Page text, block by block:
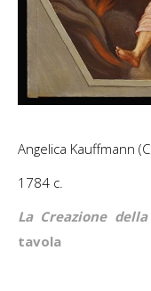
Angelica Kauffmann
1784 c.
La Creazione
tavola